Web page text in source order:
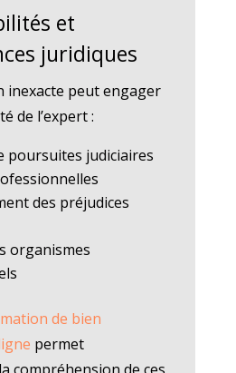
et
juridiques
inexacte peut engager
de l’expert :
poursuites judiciaires
des préjudices
organismes
de bien
permet